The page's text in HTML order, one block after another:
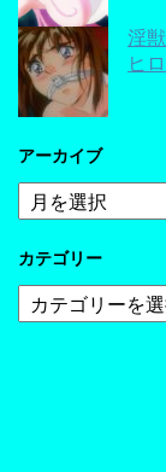
淫
ヒ
アーカイブ
ア
ー
イ
カテゴリー
テ